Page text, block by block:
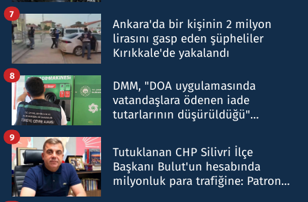
Ankara'da bir kişinin 2 milyon
lirasını gasp eden şüpheliler
Kırıkkale'de yakalandı
7
DMM, "DOA uygulamasında
vatandaşlara ödenen iade
tutarlarının düşürüldüğü"
8
Tutuklanan CHP Silivri İlçe
Başkanı Bulut'un hesabında
milyonluk para trafiğine: Patron
9